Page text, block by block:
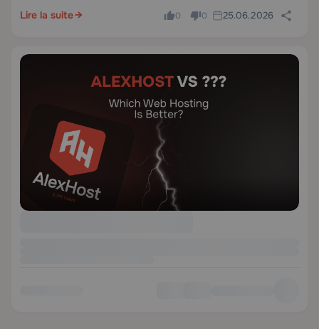
offre une infrastructure orientée développeurs à Paris,
Lire la suite 0 0 25.06.2026